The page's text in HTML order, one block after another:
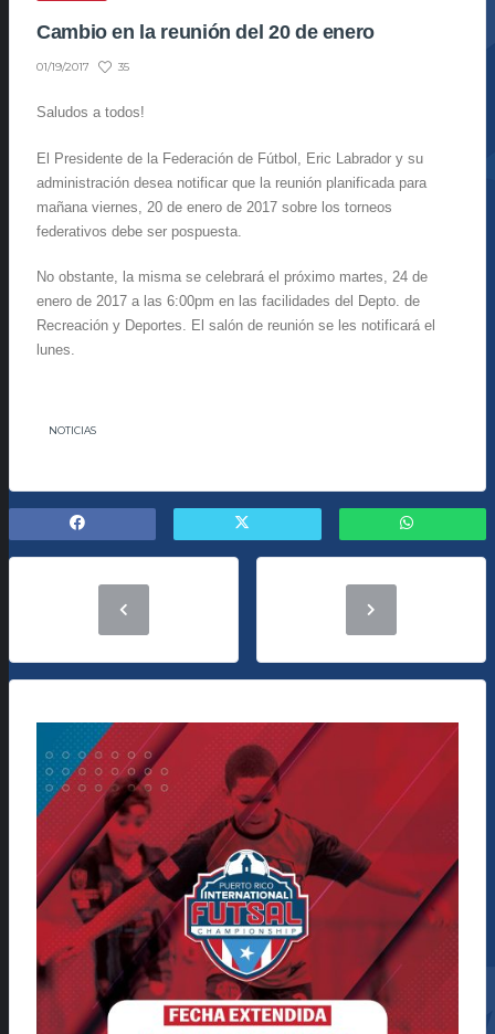
Cambio en la reunión del 20 de enero
01/19/2017 35
Saludos a todos!
El Presidente de la Federación de Fútbol, Eric Labrador y su
administración desea notificar que la reunión planificada para
mañana viernes, 20 de enero de 2017 sobre los torneos
federativos debe ser pospuesta.
No obstante, la misma se celebrará el próximo martes, 24 de
enero de 2017 a las 6:00pm en las facilidades del Depto. de
Recreación y Deportes. El salón de reunión se les notificará el
lunes.
NOTICIAS